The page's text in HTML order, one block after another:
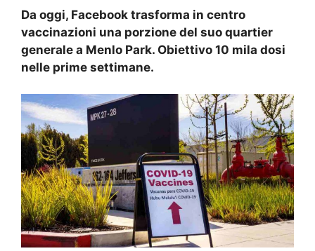
Da oggi, Facebook trasforma in centro
vaccinazioni una porzione del suo quartier
generale a Menlo Park. Obiettivo 10 mila dosi
nelle prime settimane.